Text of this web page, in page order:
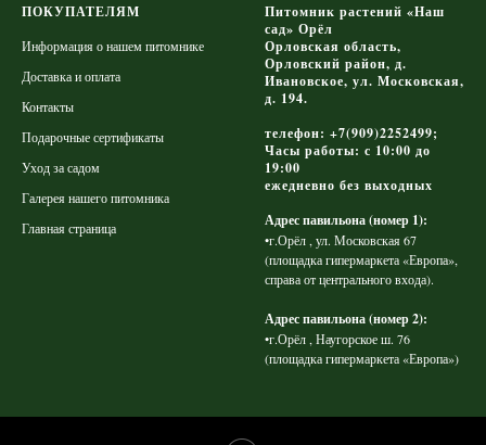
ПОКУПАТЕЛЯМ
Информация о нашем питомнике
Доставка и оплата
Контакты
Подарочные сертификаты
Уход за садом
Галерея нашего питомника
Главная страница
Питомник растений «Наш
сад» Орёл
Орловская область,
Орловский район, д.
Ивановское, ул. Московская,
д. 194.
телефон: +7(909)2252499;
Часы работы: с 10:00 до
19:00
ежедневно без выходных
Адрес павильона (номер 1):
•г.Орёл , ул. Московская 67
(площадка гипермаркета «Европа»,
справа от центрального входа).
Адрес павильона (номер 2):
•г.Орёл , Наугорское ш. 76
(площадка гипермаркета «Европа»)